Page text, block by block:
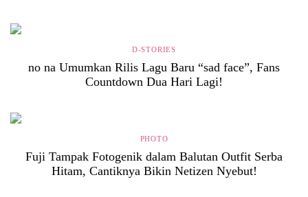
D-STORIES
no na Umumkan Rilis Lagu Baru “sad face”, Fans
Countdown Dua Hari Lagi!
PHOTO
Fuji Tampak Fotogenik dalam Balutan Outfit Serba
Hitam, Cantiknya Bikin Netizen Nyebut!